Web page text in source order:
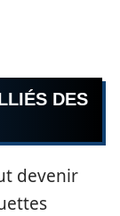
DES
devenir